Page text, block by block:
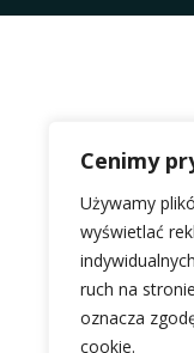
Cenimy
Używamy
wyświetlać
ruch na
oznacza
cookie.